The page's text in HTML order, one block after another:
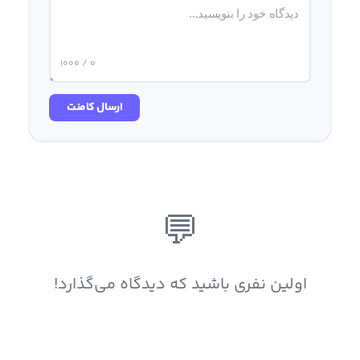
0 / 1000
ارسال کامنت
💬
اولین نفری باشید که دیدگاه می‌گذارد!